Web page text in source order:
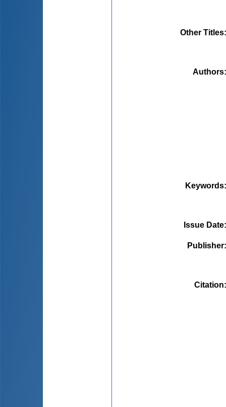
Other Titles
Authors
Keywords
Issue Date
Publisher
Citation